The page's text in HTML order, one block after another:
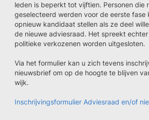
leden is beperkt tot vijftien. Personen die
geselecteerd werden voor de eerste fase
opnieuw kandidaat stellen als ze deel
de nieuwe adviesraad. Het spreekt
politieke verkozenen worden uitgesloten.
Via het formulier kan u zich tevens
nieuwsbrief om op de hoogte te blijven
wijk.
Inschrijvingsformulier Adviesraad en/of